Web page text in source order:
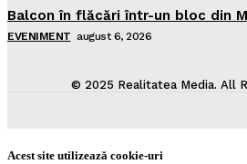
Balcon în flăcări într-un bloc din
EVENIMENT august 6, 2026
© 2025 Realitatea Media. All
Acest site utilizează cookie-uri